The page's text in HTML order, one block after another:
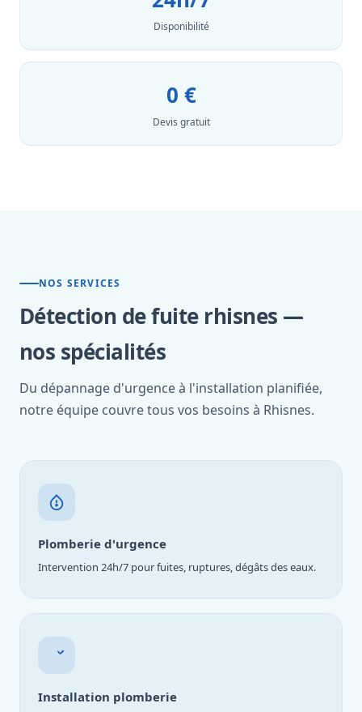
Disponibilité
0 €
Devis gratuit
NOS SERVICES
Détection de fuite rhisnes —
nos spécialités
Du dépannage d'urgence à l'installation planifiée,
notre équipe couvre tous vos besoins à Rhisnes.
Plomberie d'urgence
Intervention 24h/7 pour fuites, ruptures, dégâts des eaux.
Installation plomberie